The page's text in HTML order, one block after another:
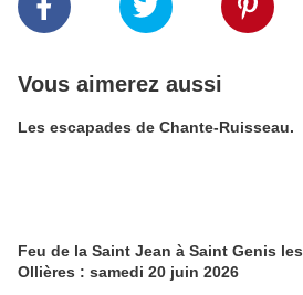
Vous aimerez aussi
Les escapades de Chante-Ruisseau.
Feu de la Saint Jean à Saint Genis les
Ollières : samedi 20 juin 2026